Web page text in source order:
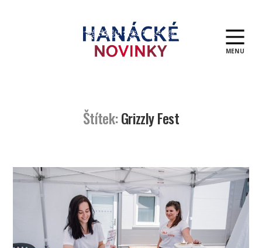
MENU
Štítek:Grizzly Fest